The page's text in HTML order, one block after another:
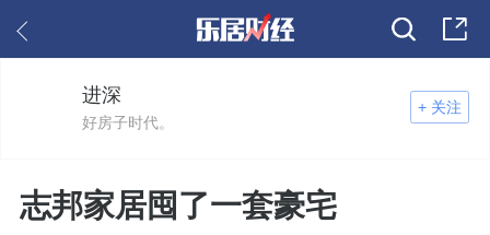
+ 关注
进深
好房子时代。
志邦家居囤了一套豪宅